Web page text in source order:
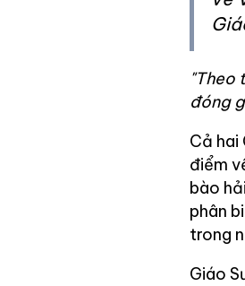
"Theo
đóng
Cả hai
điểm
bào
phân
trong
Giáo